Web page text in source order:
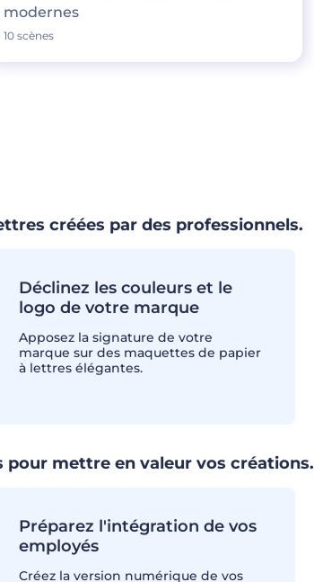
modernes
10 scènes
créées par des professionnels.
Déclinez les couleurs et le
logo de votre marque
Apposez la signature de votre
marque sur des maquettes de papier
à lettres élégantes.
mettre en valeur vos créations.
Préparez l'intégration de vos
employés
Créez la version numérique de vos